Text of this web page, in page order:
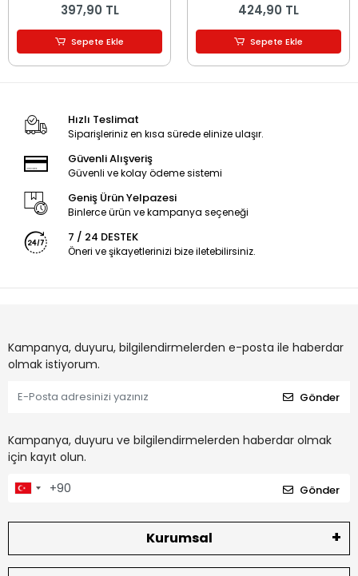
397,90 TL
Sepete Ekle
424,90 TL
Sepete Ekle
Hızlı Teslimat
Siparişleriniz en kısa sürede elinize ulaşır.
Güvenli Alışveriş
Güvenli ve kolay ödeme sistemi
Geniş Ürün Yelpazesi
Binlerce ürün ve kampanya seçeneği
7 / 24 DESTEK
Öneri ve şikayetlerinizi bize iletebilirsiniz.
Kampanya, duyuru, bilgilendirmelerden e-posta ile haberdar
olmak istiyorum.
Gönder
Kampanya, duyuru ve bilgilendirmelerden haberdar olmak
için kayıt olun.
Gönder
Kurumsal